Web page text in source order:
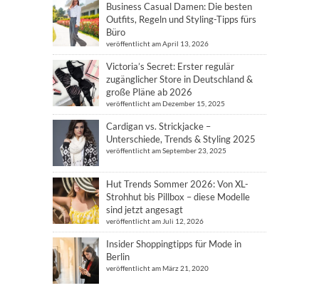
Business Casual Damen: Die besten
Outfits, Regeln und Styling-Tipps fürs
Büro
veröffentlicht am April 13, 2026
Victoria’s Secret: Erster regulär
zugänglicher Store in Deutschland &
große Pläne ab 2026
veröffentlicht am Dezember 15, 2025
Cardigan vs. Strickjacke –
Unterschiede, Trends & Styling 2025
veröffentlicht am September 23, 2025
Hut Trends Sommer 2026: Von XL-
Strohhut bis Pillbox – diese Modelle
sind jetzt angesagt
veröffentlicht am Juli 12, 2026
Insider Shoppingtipps für Mode in
Berlin
veröffentlicht am März 21, 2020